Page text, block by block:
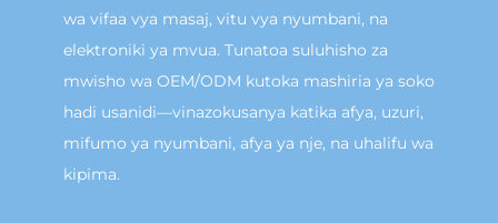
wa vifaa vya masaj, vitu vya nyumbani, na
elektroniki ya mvua. Tunatoa suluhisho za
mwisho wa OEM/ODM kutoka mashiria ya soko
hadi usanidi—vinazokusanya katika afya, uzuri,
mifumo ya nyumbani, afya ya nje, na uhalifu wa
kipima.